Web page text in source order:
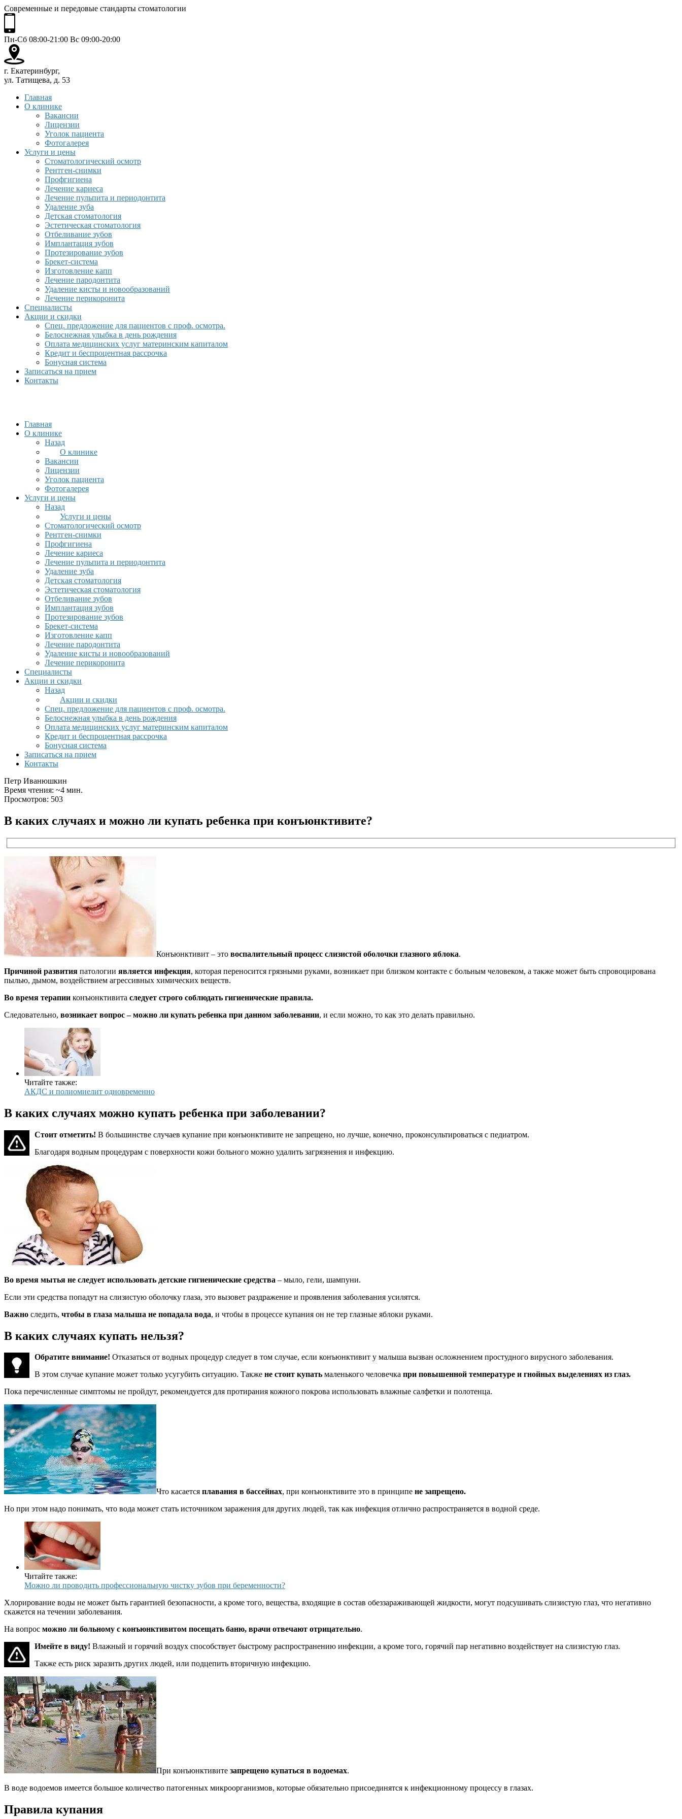
Современные и передовые стандарты стоматологии
Пн-Сб 08:00-21:00 Вс 09:00-20:00
г. Екатеринбург,
ул. Татищева, д. 53
Главная
О клинике
Вакансии
Лицензии
Уголок пациента
Фотогалерея
Услуги и цены
Стоматологический осмотр
Рентген-снимки
Профгигиена
Лечение кариеса
Лечение пульпита и периодонтита
Удаление зуба
Детская стоматология
Эстетическая стоматология
Отбеливание зубов
Имплантация зубов
Протезирование зубов
Брекет-система
Изготовление капп
Лечение пародонтита
Удаление кисты и новообразований
Лечение перикоронита
Специалисты
Акции и скидки
Спец. предложение для пациентов с проф. осмотра.
Белоснежная улыбка в день рождения
Оплата медицинских услуг материнским капиталом
Кредит и беспроцентная рассрочка
Бонусная система
Записаться на прием
Контакты
Главная
О клинике
Назад
О клинике
Вакансии
Лицензии
Уголок пациента
Фотогалерея
Услуги и цены
Назад
Услуги и цены
Стоматологический осмотр
Рентген-снимки
Профгигиена
Лечение кариеса
Лечение пульпита и периодонтита
Удаление зуба
Детская стоматология
Эстетическая стоматология
Отбеливание зубов
Имплантация зубов
Протезирование зубов
Брекет-система
Изготовление капп
Лечение пародонтита
Удаление кисты и новообразований
Лечение перикоронита
Специалисты
Акции и скидки
Назад
Акции и скидки
Спец. предложение для пациентов с проф. осмотра.
Белоснежная улыбка в день рождения
Оплата медицинских услуг материнским капиталом
Кредит и беспроцентная рассрочка
Бонусная система
Записаться на прием
Контакты
Петр Иванюшкин
Время чтения: ~4 мин.
Просмотров: 503
В каких случаях и можно ли купать ребенка при конъюнктивите?
Конъюнктивит – это воспалительный процесс слизистой оболочки глазного яблока.
Причиной развития патологии является инфекция, которая переносится грязными руками, возникает при близком контакте с больным человеком, а также может быть спровоцирована
пылью, дымом, воздействием агрессивных химических веществ.
Во время терапии конъюнктивита следует строго соблюдать гигиенические правила.
Следовательно, возникает вопрос – можно ли купать ребенка при данном заболевании, и если можно, то как это делать правильно.
Читайте также:
АКДС и полиомиелит одновременно
В каких случаях можно купать ребенка при заболевании?
Стоит отметить! В большинстве случаев купание при конъюнктивите не запрещено, но лучше, конечно, проконсультироваться с педиатром.
Благодаря водным процедурам с поверхности кожи больного можно удалить загрязнения и инфекцию.
Во время мытья не следует использовать детские гигиенические средства – мыло, гели, шампуни.
Если эти средства попадут на слизистую оболочку глаза, это вызовет раздражение и проявления заболевания усилятся.
Важно следить, чтобы в глаза малыша не попадала вода, и чтобы в процессе купания он не тер глазные яблоки руками.
В каких случаях купать нельзя?
Обратите внимание! Отказаться от водных процедур следует в том случае, если конъюнктивит у малыша вызван осложнением простудного вирусного заболевания.
В этом случае купание может только усугубить ситуацию. Также не стоит купать маленького человечка при повышенной температуре и гнойных выделениях из глаз.
Пока перечисленные симптомы не пройдут, рекомендуется для протирания кожного покрова использовать влажные салфетки и полотенца.
Что касается плавания в бассейнах, при конъюнктивите это в принципе не запрещено.
Но при этом надо понимать, что вода может стать источником заражения для других людей, так как инфекция отлично распространяется в водной среде.
Читайте также:
Можно ли проводить профессиональную чистку зубов при беременности?
Хлорирование воды не может быть гарантией безопасности, а кроме того, вещества, входящие в состав обеззараживающей жидкости, могут подсушивать слизистую глаз, что негативно
скажется на течении заболевания.
На вопрос можно ли больному с конъюнктивитом посещать баню, врачи отвечают отрицательно.
Имейте в виду! Влажный и горячий воздух способствует быстрому распространению инфекции, а кроме того, горячий пар негативно воздействует на слизистую глаз.
Также есть риск заразить других людей, или подцепить вторичную инфекцию.
При конъюнктивите запрещено купаться в водоемах.
В воде водоемов имеется большое количество патогенных микроорганизмов, которые обязательно присоединятся к инфекционному процессу в глазах.
Правила купания